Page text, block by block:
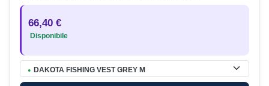
66,40 €
Disponibile
● DAKOTA FISHING VEST GREY M